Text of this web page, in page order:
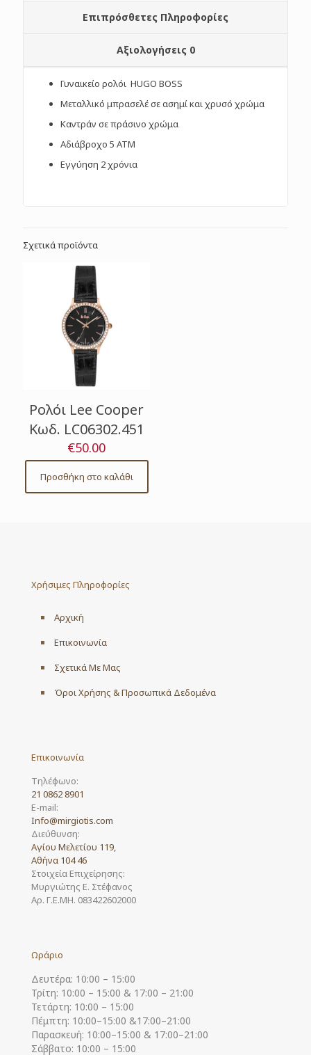
Επιπρόσθετες Πληροφορίες
Αξιολογήσεις 0
Γυναικείο ρολόι HUGO BOSS
Μεταλλικό μπρασελέ σε ασημί και χρυσό χρώμα
Καντράν σε πράσινο χρώμα
Αδιάβροχο 5 ΑΤΜ
Εγγύηση 2 χρόνια
Σχετικά προϊόντα
Ρολόι Lee Cooper
Κωδ. LC06302.451
€50.00
Προσθήκη στο καλάθι
Χρήσιμες Πληροφορίες
Αρχική
Επικοινωνία
Σχετικά Με Μας
Όροι Χρήσης & Προσωπικά Δεδομένα
Επικοινωνία
Τηλέφωνο:
21 0862 8901
E-mail:
Info@mirgiotis.com
Διεύθυνση:
Αγίου Μελετίου 119,
Αθήνα 104 46
Στοιχεία Επιχείρησης:
Μυργιώτης Ε. Στέφανος
Αρ. Γ.Ε.ΜΗ. 083422602000
Ωράριο
Δευτέρα: 10:00 – 15:00
Τρίτη: 10:00 – 15:00 & 17:00 – 21:00
Τετάρτη: 10:00 – 15:00
Πέμπτη: 10:00–15:00 &17:00–21:00
Παρασκευή: 10:00–15:00 & 17:00–21:00
Σάββατο: 10:00 – 15:00